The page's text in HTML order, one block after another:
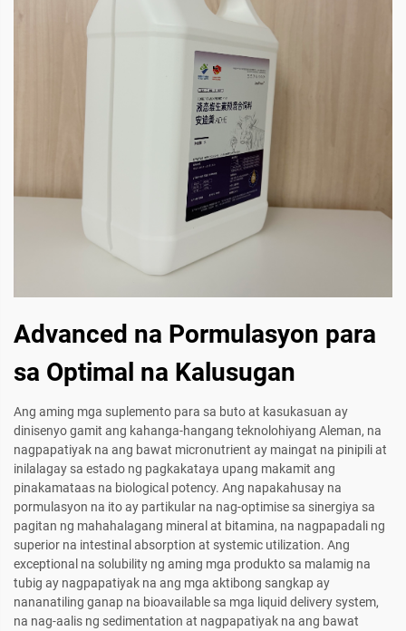
Advanced na Pormulasyon para
sa Optimal na Kalusugan
Ang aming mga suplemento para sa buto at kasukasuan ay
dinisenyo gamit ang kahanga-hangang teknolohiyang Aleman, na
nagpapatiyak na ang bawat micronutrient ay maingat na pinipili at
inilalagay sa estado ng pagkakataya upang makamit ang
pinakamataas na biological potency. Ang napakahusay na
pormulasyon na ito ay partikular na nag-optimise sa sinergiya sa
pagitan ng mahahalagang mineral at bitamina, na nagpapadali ng
superior na intestinal absorption at systemic utilization. Ang
exceptional na solubility ng aming mga produkto sa malamig na
tubig ay nagpapatiyak na ang mga aktibong sangkap ay
nananatiling ganap na bioavailable sa mga liquid delivery system,
na nag-aalis ng sedimentation at nagpapatiyak na ang bawat